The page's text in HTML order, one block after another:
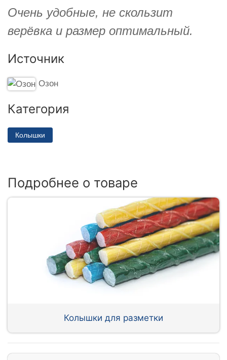
Очень удобные, не скользит
верёвка и размер оптимальный.
Источник
Озон
Категория
Колышки
Подробнее о товаре
Колышки для разметки